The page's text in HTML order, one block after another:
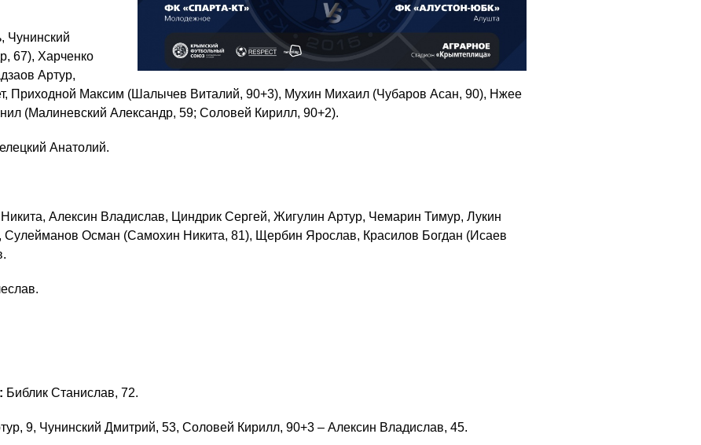
Чунинский
67), Харченко
Артур,
Приходной Максим (Шалычев Виталий, 90+3), Мухин Михаил (Чубаров Асан, 90), Нжее
(Малиневский Александр, 59; Соловей Кирилл, 90+2).
Анатолий.
Алексин Владислав, Циндрик Сергей, Жигулин Артур, Чемарин Тимур, Лукин
Сулейманов Осман (Самохин Никита, 81), Щербин Ярослав, Красилов Богдан (Исаев
Библик Станислав, 72.
9, Чунинский Дмитрий, 53, Соловей Кирилл, 90+3 – Алексин Владислав, 45.